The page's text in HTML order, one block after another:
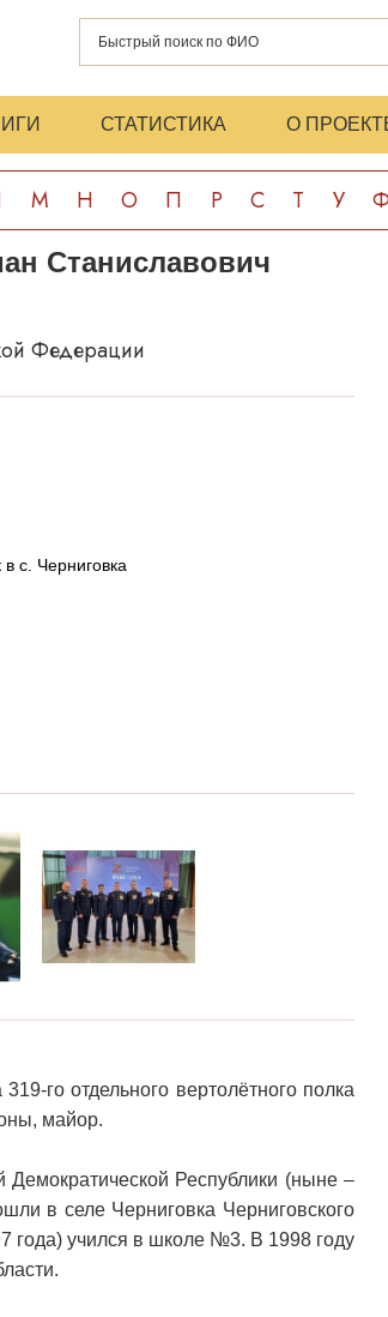
СТАТИСТИКА О
М Н О П Р С Т У Ф
Станиславович
Федерации
с. Черниговка
го отдельного вертолётного полка
майор.
Республики (ныне –
в селе Черниговка Черниговского
года) учился в школе №3. В 1998 году